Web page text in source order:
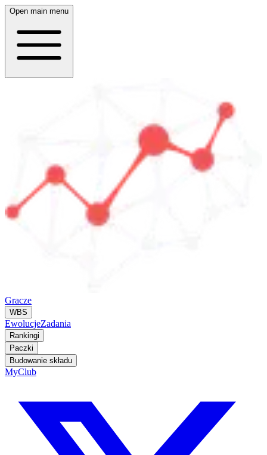
Open main menu
Gracze
WBS
EwolucjeZadania
Rankingi
Paczki
Budowanie składu
MyClub